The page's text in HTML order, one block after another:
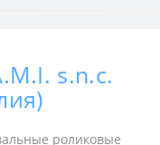
s.n.c.
роликовые